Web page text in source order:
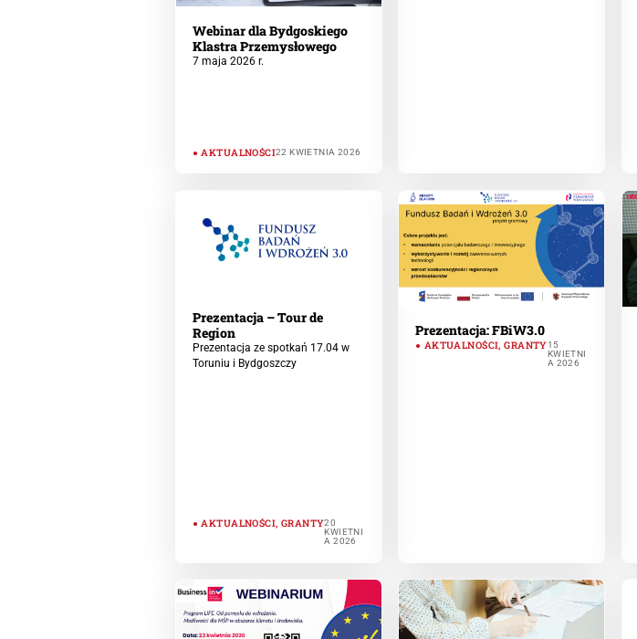
Webinar dla Bydgoskiego
Klastra Przemysłowego
7 maja 2026 r.
AKTUALNOŚCI22 KWIETNIA 2026
Prezentacja – Tour de
Region
Prezentacja ze spotkań 17.04 w
Toruniu i Bydgoszczy
AKTUALNOŚCI, GRANTY20
KWIETNI
A 2026
Prezentacja: FBiW3.0
AKTUALNOŚCI,GRANTY15
KWIETNI
A 2026